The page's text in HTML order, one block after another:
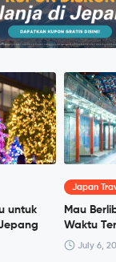
untuk
Japan
Mau
Waktu
July 6,